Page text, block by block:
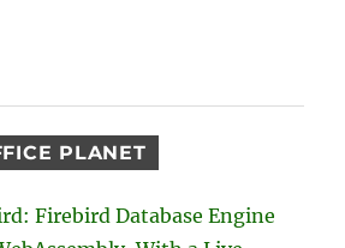
PLANET
Firebird Database Engine